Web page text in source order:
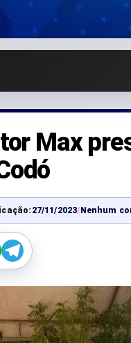
Max
27/11/2023/Nenhum
T
e
e
a
m